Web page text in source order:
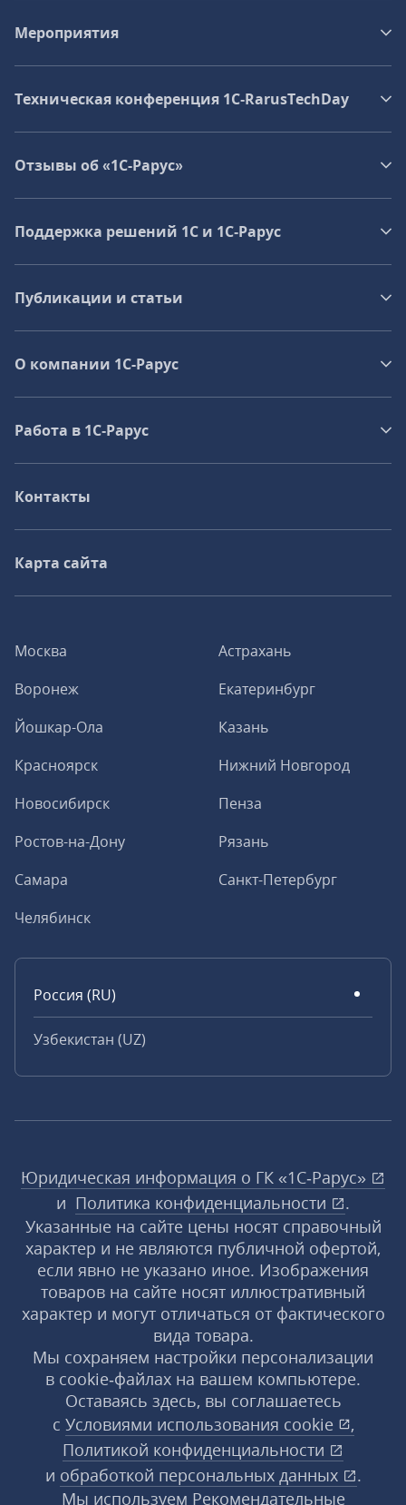
Москва
Астрахань
Воронеж
Екатеринбург
Йошкар-Ола
Казань
Красноярск
Нижний Новгород
Новосибирск
Пенза
Ростов-на-Дону
Рязань
Самара
Санкт-Петербург
Челябинск
Россия (RU)
Узбекистан (UZ)
Мероприятия
Техническая конференция 1C‑RarusTechDay
Отзывы об «1С-Рарус»
Поддержка решений 1С и 1С‑Рарус
Публикации и статьи
О компании 1C-Рарус
Работа в 1С‑Рарус
Контакты
Карта сайта
Юридическая информация о ГК «1С‑Рарус»
и Политика конфиденциальности
.
Указанные на сайте цены носят справочный
характер и не являются публичной офертой,
если явно не указано иное. Изображения
товаров на сайте носят иллюстративный
характер и могут отличаться от фактического
вида товара.
Мы сохраняем настройки персонализации
в cookie‑файлах на вашем компьютере.
Оставаясь здесь, вы соглашаетесь
с Условиями использования cookie
,
Политикой конфиденциальности
и обработкой персональных данных
.
Мы используем Рекомендательные